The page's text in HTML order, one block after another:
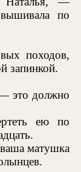
по
походов,
запинкой.
это должно
ею по
матушка